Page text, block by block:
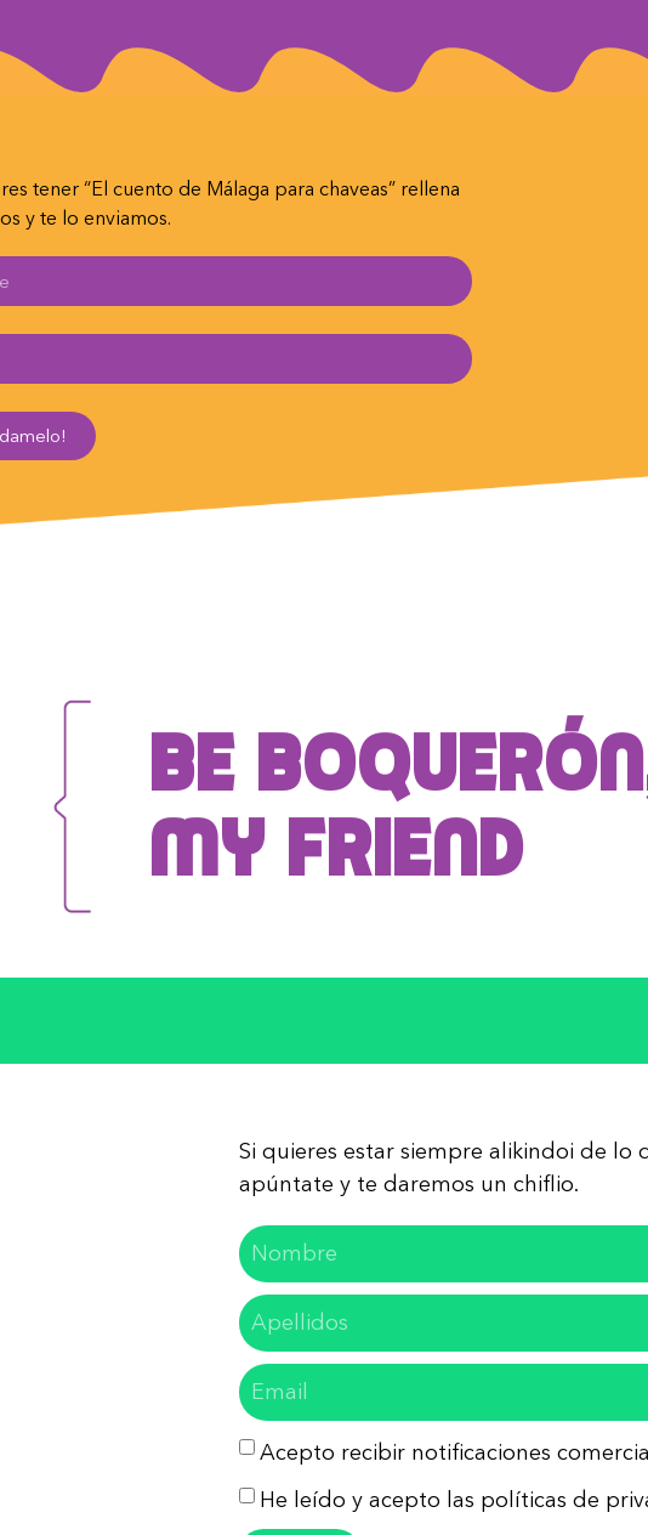
tener “El cuento de Málaga para chaveas” rellena
y te lo enviamos.
Be
My Friend
Si quieres estar siempre alikindoi de lo
apúntate y te daremos un chiflio.
Acepto recibir notificaciones
He leído y acepto las políticas de